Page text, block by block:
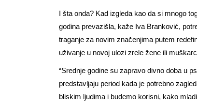
I šta onda? Kad izgleda kao da si mnogo
godina prevazišla, kaže Iva Branković,
traganje za novim značenjima putem
uživanje u novoj ulozi zrele žene ili
“Srednje godine su zapravo divno doba u
predstavljaju period kada je potrebno
bliskim ljudima i budemo korisni, kako